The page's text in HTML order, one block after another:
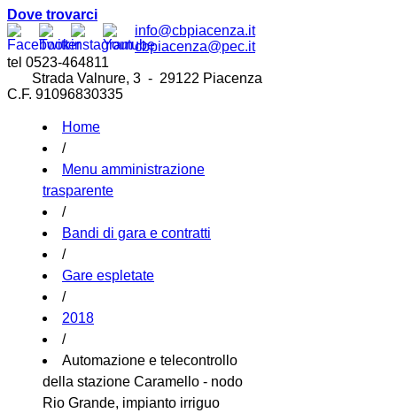
Dove trovarci
info@cbpiacenza.it
cbpiacenza@pec.it
tel 0523-464811
Strada Valnure, 3 - 29122 Piacenza
C.F. 91096830335
Home
/
Menu amministrazione
trasparente
/
Bandi di gara e contratti
/
Gare espletate
/
2018
/
Automazione e telecontrollo
della stazione Caramello - nodo
Rio Grande, impianto irriguo